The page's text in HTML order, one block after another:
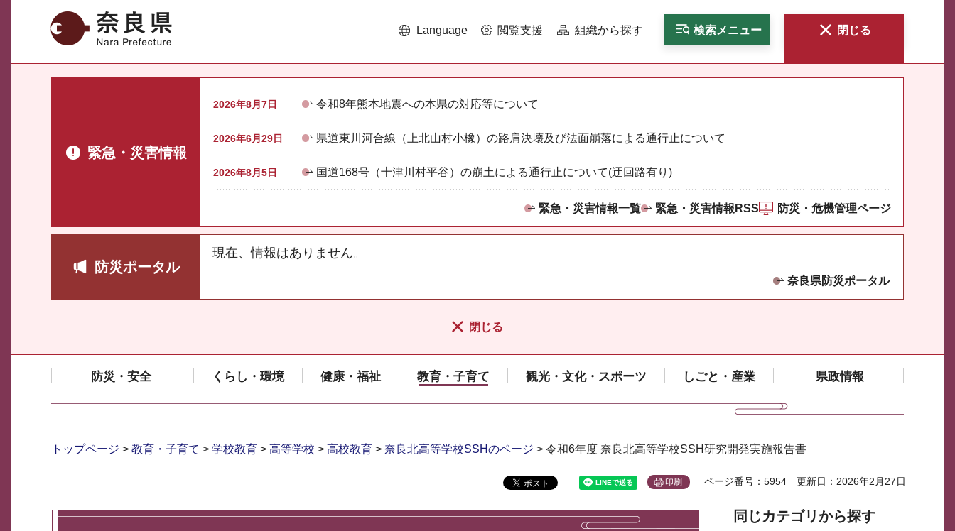
奈良県 Language 閲覧支援 組織から探す 検索メニュー 閉じる
緊急・災害情報
2026年8月7日 令和8年熊本地震への本県の対応等について
2026年6月29日 県道東川河合線（上北山村小橡）の路肩決壊及び法面崩落による通行止について
2026年8月5日 国道168号（十津川村平谷）の崩土による通行止について(迂回路有り)
緊急・災害情報一覧 緊急・災害情報RSS 防災・危機管理ページ
防災ポータル
現在、情報はありません。
奈良県防災ポータル
閉じる
防災・安全 くらし・環境 健康・福祉 教育・子育て 観光・文化・スポーツ しごと・産業 県政情報
トップページ > 教育・子育て > 学校教育 > 高等学校 > 高校教育 > 奈良北高等学校SSHのページ > 令和6年度 奈良北高等学校SSH研究開発実施報告書
印刷 ページ番号：5954 更新日：2026年2月27日
同じカテゴリから探す